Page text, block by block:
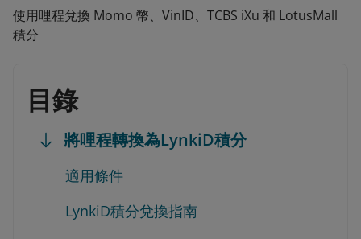
使用哩程兌換 Momo 幣、VinID、TCBS iXu 和 LotusMall
積分
目錄
將哩程轉換為LynkiD積分
適用條件
LynkiD積分兌換指南